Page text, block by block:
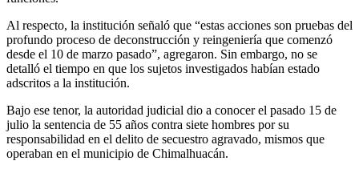
Al respecto, la institución señaló que “estas acciones son pruebas del
profundo proceso de deconstrucción y reingeniería que comenzó
desde el 10 de marzo pasado”, agregaron. Sin embargo, no se
detalló el tiempo en que los sujetos investigados habían estado
adscritos a la institución.
Bajo ese tenor, la autoridad judicial dio a conocer el pasado 15 de
julio la sentencia de 55 años contra siete hombres por su
responsabilidad en el delito de secuestro agravado, mismos que
operaban en el municipio de Chimalhuacán.